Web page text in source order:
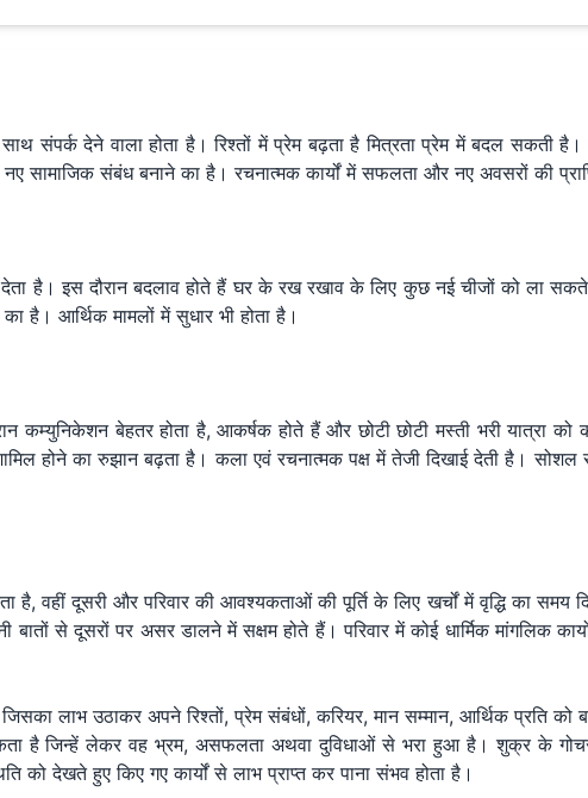
संपर्क देने वाला होता है। रिश्तों में प्रेम बढ़ता है मित्रता प्रेम में बदल सकती है।
संबंध बनाने का है। रचनात्मक कार्यों में सफलता और नए अवसरों की
है। इस दौरान बदलाव होते हैं घर के रख रखाव के लिए कुछ नई चीजों को ला सकते
है। आर्थिक मामलों में सुधार भी होता है।
बेहतर होता है, आकर्षक होते हैं और छोटी छोटी मस्ती भरी यात्रा को
होने का रुझान बढ़ता है। कला एवं रचनात्मक पक्ष में तेजी दिखाई देती है। सोशल
वहीं दूसरी और परिवार की आवश्यकताओं की पूर्ति के लिए खर्चों में वृद्धि का समय
से दूसरों पर असर डालने में सक्षम होते हैं। परिवार में कोई धार्मिक मांगलिक
लाभ उठाकर अपने रिश्तों, प्रेम संबंधों, करियर, मान सम्मान, आर्थिक प्रति को
है जिन्हें लेकर वह भ्रम, असफलता अथवा दुविधाओं से भरा हुआ है। शुक्र के
देखते हुए किए गए कार्यों से लाभ प्राप्त कर पाना संभव होता है।